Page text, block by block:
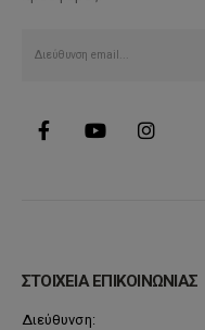
ΣΤΟΙΧΕΙΑ ΕΠΙΚΟΙΝΩΝΙΑΣ
Διεύθυνση: